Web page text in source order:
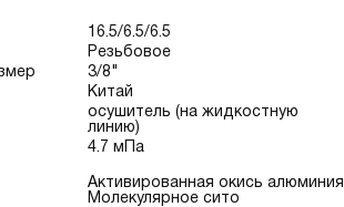
16.5/6.5/6.5
Резьбовое
3/8"
Китай
осушитель (на жидкостную
линию)
4.7 мПа
Активированная окись алюминия
Молекулярное сито